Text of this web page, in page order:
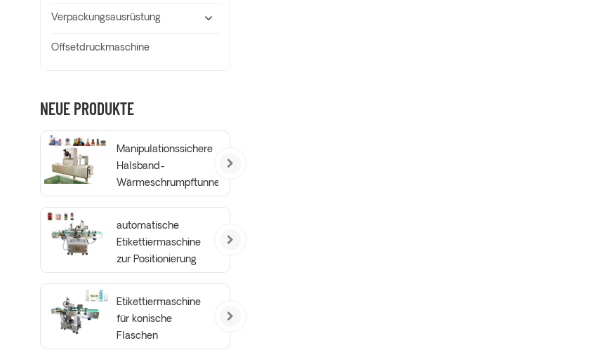
Verpackungsausrüstung
Offsetdruckmaschine
NEUE PRODUKTE
Manipulationssichere
Halsband-
Wärmeschrumpftunnel-
automatische
Etikettiermaschine
zur Positionierung
Etikettiermaschine
für konische
Flaschen